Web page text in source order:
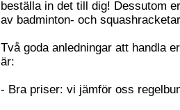
beställa in det till dig! Dessutom
av badminton- och
Två goda anledningar att handla
är:
- Bra priser: vi jämför oss